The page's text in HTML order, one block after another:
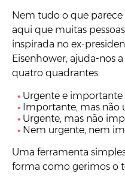
Nem tudo o que
aqui que muitas
inspirada no ex-
Eisenhower, ajuda-nos
quatro quadrantes:
Urgente e importante
Importante, mas não
Urgente, mas não
Nem urgente, nem
Uma ferramenta
forma como gerimos o